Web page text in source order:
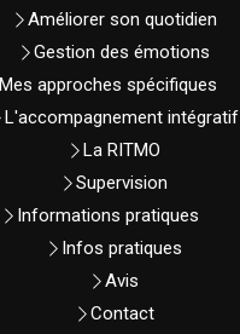
Améliorer son quotidien
Gestion des émotions
Mes approches spécifiques
L'accompagnement intégratif
La RITMO
Supervision
Informations pratiques
Infos pratiques
Avis
Contact